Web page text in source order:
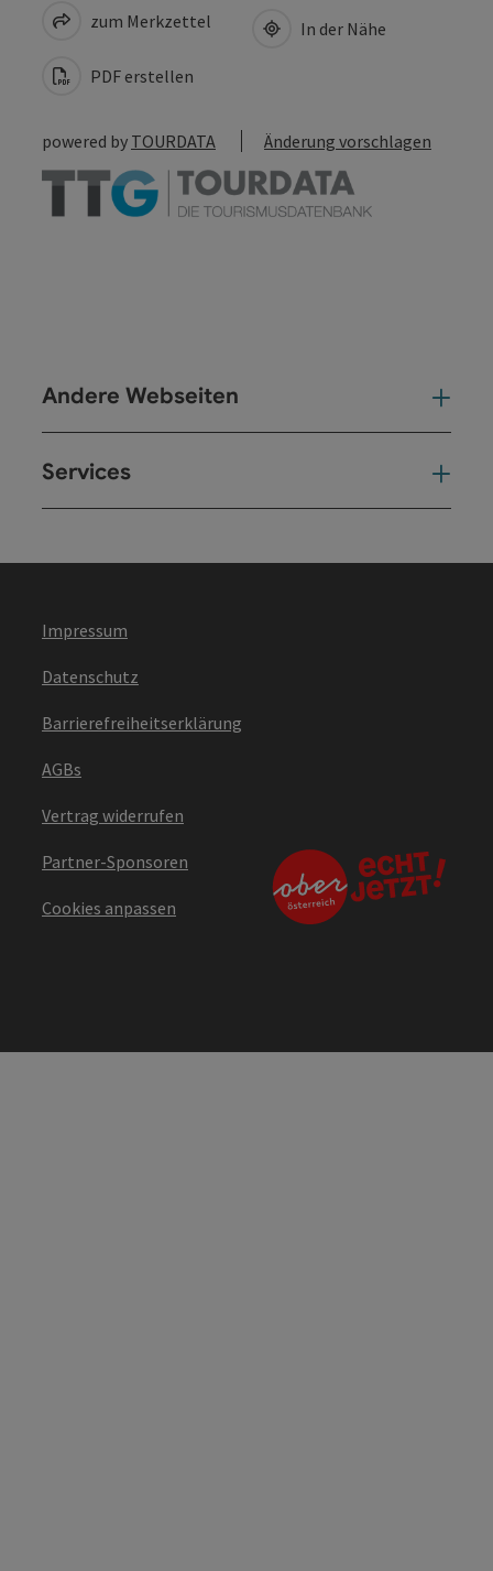
zum Merkzettel
PDF erstellen
In der Nähe
powered by TOURDATA Änderung vorschlagen
Andere Webseiten
Services
Impressum
Datenschutz
Barrierefreiheitserklärung
AGBs
Vertrag widerrufen
Partner-Sponsoren
Cookies anpassen